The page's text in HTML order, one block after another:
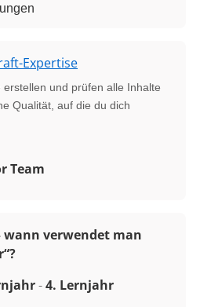
Expertise
und prüfen alle Inhalte
Qualität, auf die du dich
Team
wann verwendet man
-4. Lernjahr